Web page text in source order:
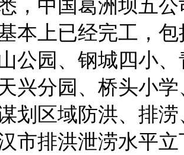
本上已经完工，
公园、钢城四小
兴分园、桥头小
划区域防洪、排
市排洪泄涝水平